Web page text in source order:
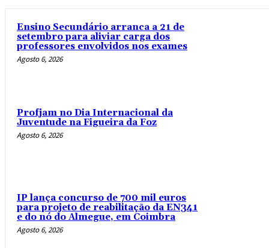
Ensino Secundário arranca a 21 de
setembro para aliviar carga dos
professores envolvidos nos exames
Agosto 6, 2026
Profjam no Dia Internacional da
Juventude na Figueira da Foz
Agosto 6, 2026
IP lança concurso de 700 mil euros
para projeto de reabilitação da EN341
e do nó do Almegue, em Coimbra
Agosto 6, 2026